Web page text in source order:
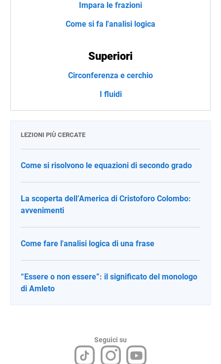
Impara le frazioni
Come si fa l'analisi logica
Superiori
Circonferenza e cerchio
I fluidi
LEZIONI PIÙ CERCATE
Come si risolvono le equazioni di secondo grado
La scoperta dell’America di Cristoforo Colombo:
avvenimenti
Come fare l'analisi logica di una frase
“Essere o non essere”: il significato del monologo
di Amleto
Seguici su